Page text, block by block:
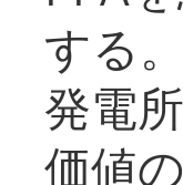
する
発電
価値